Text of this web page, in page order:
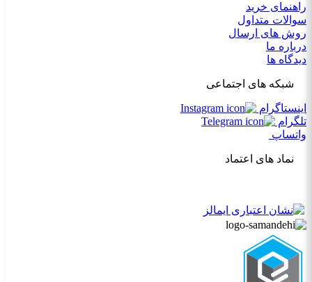
راهنمای خرید
سوالات متداول
روش های ارسال
درباره ما
دیدگاه ها
شبکه های اجتماعی
اینستاگرام
تلگرام
واتساپ
نماد های اعتماد